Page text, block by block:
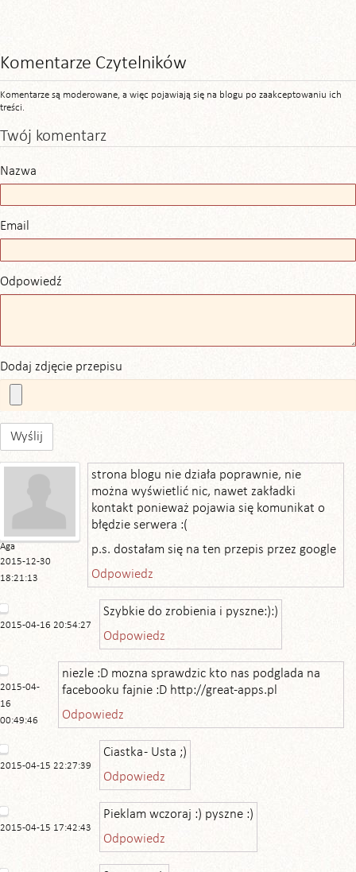
Komentarze Czytelników
Komentarze są moderowane, a więc pojawiają się na blogu po zaakceptowaniu ich
treści.
Twój komentarz
Nazwa
Email
Odpowiedź
Dodaj zdjęcie przepisu
Wyślij
Aga
2015-12-30
18:21:13
strona blogu nie działa poprawnie, nie
można wyświetlić nic, nawet zakładki
kontakt ponieważ pojawia się komunikat o
błędzie serwera :(
p.s. dostałam się na ten przepis przez google
Odpowiedz
2015-04-16 20:54:27
Szybkie do zrobienia i pyszne:):)
Odpowiedz
2015-04-
16
00:49:46
niezle :D mozna sprawdzic kto nas podglada na
facebooku fajnie :D http://great-apps.pl
Odpowiedz
2015-04-15 22:27:39
Ciastka - Usta ;)
Odpowiedz
2015-04-15 17:42:43
Pieklam wczoraj :) pyszne :)
Odpowiedz